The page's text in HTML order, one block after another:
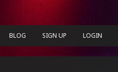
BLOG SIGN UP LOGIN